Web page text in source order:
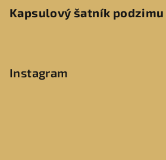
Kapsulový šatník podzimu
Instagram